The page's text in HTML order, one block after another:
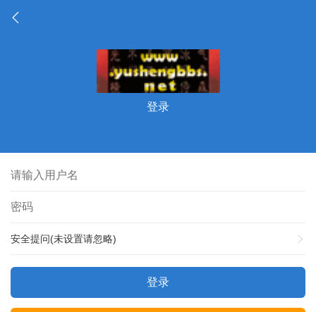
登录
安全提问(未设置请忽略)
登录